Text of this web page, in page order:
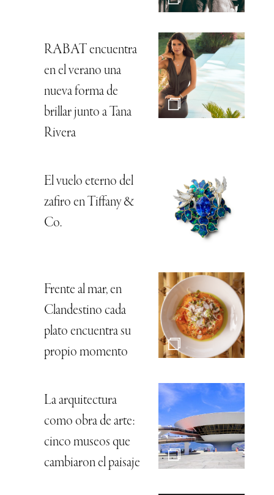
RABAT encuentra
en el verano una
nueva forma de
brillar junto a Tana
Rivera
El vuelo eterno del
zafiro en Tiffany &
Co.
Frente al mar, en
Clandestino cada
plato encuentra su
propio momento
La arquitectura
como obra de arte:
cinco museos que
cambiaron el paisaje